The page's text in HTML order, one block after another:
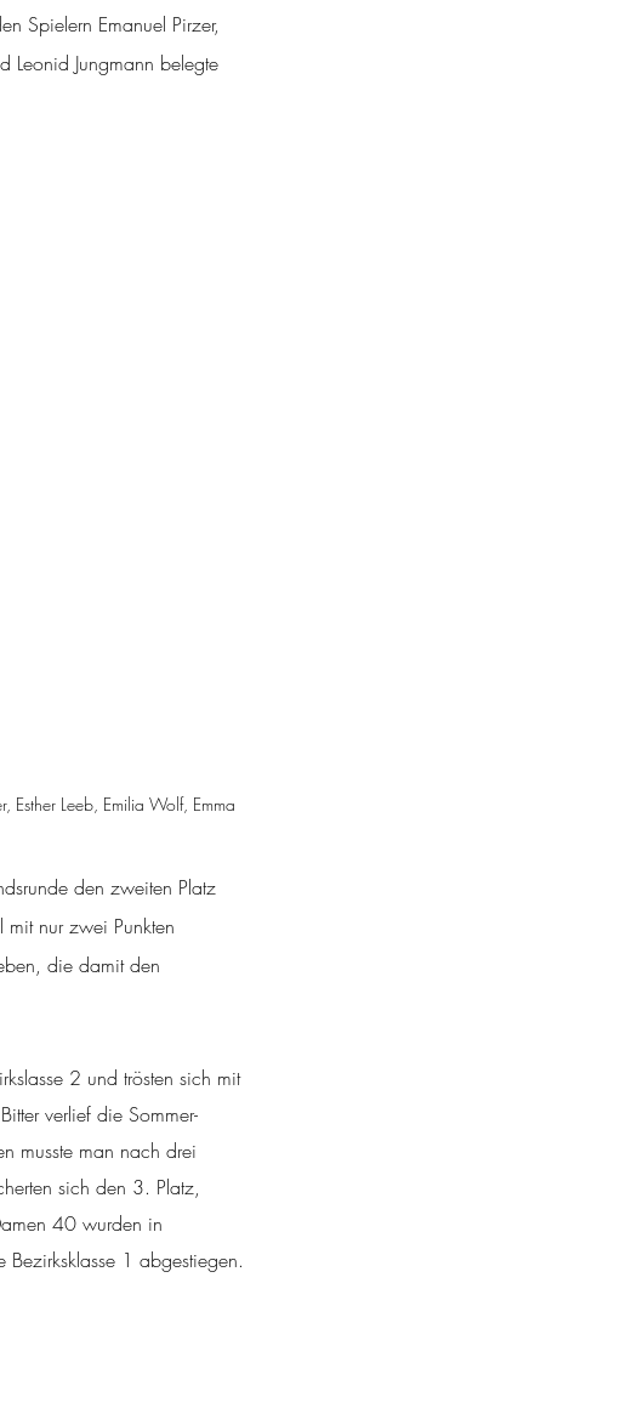
Spielern Emanuel Pirzer,
Jungmann belegte
Leeb, Emilia Wolf, Emma
den zweiten Platz
nur zwei Punkten
die damit den
2 und trösten sich mit
verlief die Sommer-
musste man nach drei
sich den 3. Platz,
40 wurden in
1 abgestiegen.